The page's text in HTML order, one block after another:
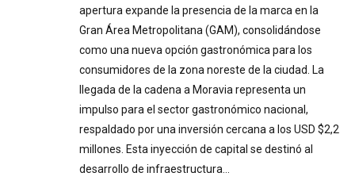
apertura expande la presencia de la marca en la
Gran Área Metropolitana (GAM), consolidándose
como una nueva opción gastronómica para los
consumidores de la zona noreste de la ciudad. La
llegada de la cadena a Moravia representa un
impulso para el sector gastronómico nacional,
respaldado por una inversión cercana a los USD $2,2
millones. Esta inyección de capital se destinó al
desarrollo de infraestructura…